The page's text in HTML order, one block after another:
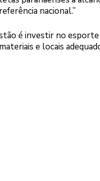
nacional.”
é investir no esporte
e locais